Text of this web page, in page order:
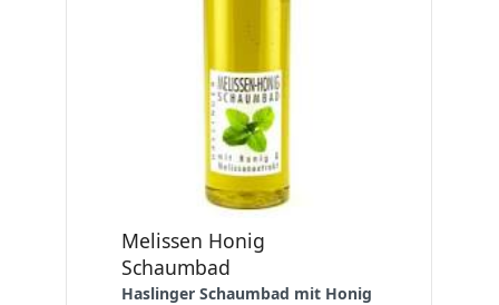
Melissen Honig
Schaumbad
Haslinger Schaumbad mit Honig